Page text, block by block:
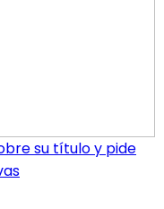
su título y pide